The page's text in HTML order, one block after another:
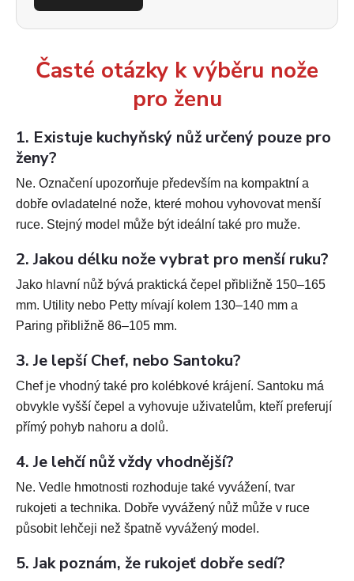
Časté otázky k výběru nože
pro ženu
1. Existuje kuchyňský nůž určený pouze pro
ženy?
Ne. Označení upozorňuje především na kompaktní a
dobře ovladatelné nože, které mohou vyhovovat menší
ruce. Stejný model může být ideální také pro muže.
2. Jakou délku nože vybrat pro menší ruku?
Jako hlavní nůž bývá praktická čepel přibližně 150–165
mm. Utility nebo Petty mívají kolem 130–140 mm a
Paring přibližně 86–105 mm.
3. Je lepší Chef, nebo Santoku?
Chef je vhodný také pro kolébkové krájení. Santoku má
obvykle vyšší čepel a vyhovuje uživatelům, kteří preferují
přímý pohyb nahoru a dolů.
4. Je lehčí nůž vždy vhodnější?
Ne. Vedle hmotnosti rozhoduje také vyvážení, tvar
rukojeti a technika. Dobře vyvážený nůž může v ruce
působit lehčeji než špatně vyvážený model.
5. Jak poznám, že rukojeť dobře sedí?